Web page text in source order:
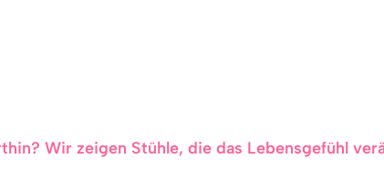
Wir zeigen Stühle, die das Lebensgefühl